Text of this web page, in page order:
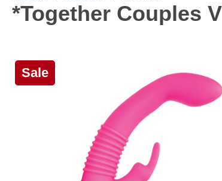
*Together Couples
Sale